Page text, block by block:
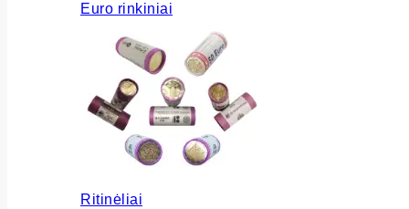
Euro rinkiniai
Ritinėliai